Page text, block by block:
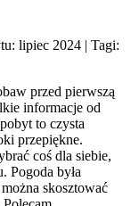
lipiec 2024 | Tagi:
przed pierwszą
informacje od
to czysta
przepiękne.
coś dla siebie,
Pogoda była
skosztować